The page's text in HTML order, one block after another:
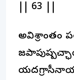
|| 63 ||
అవిశ్రాంతం